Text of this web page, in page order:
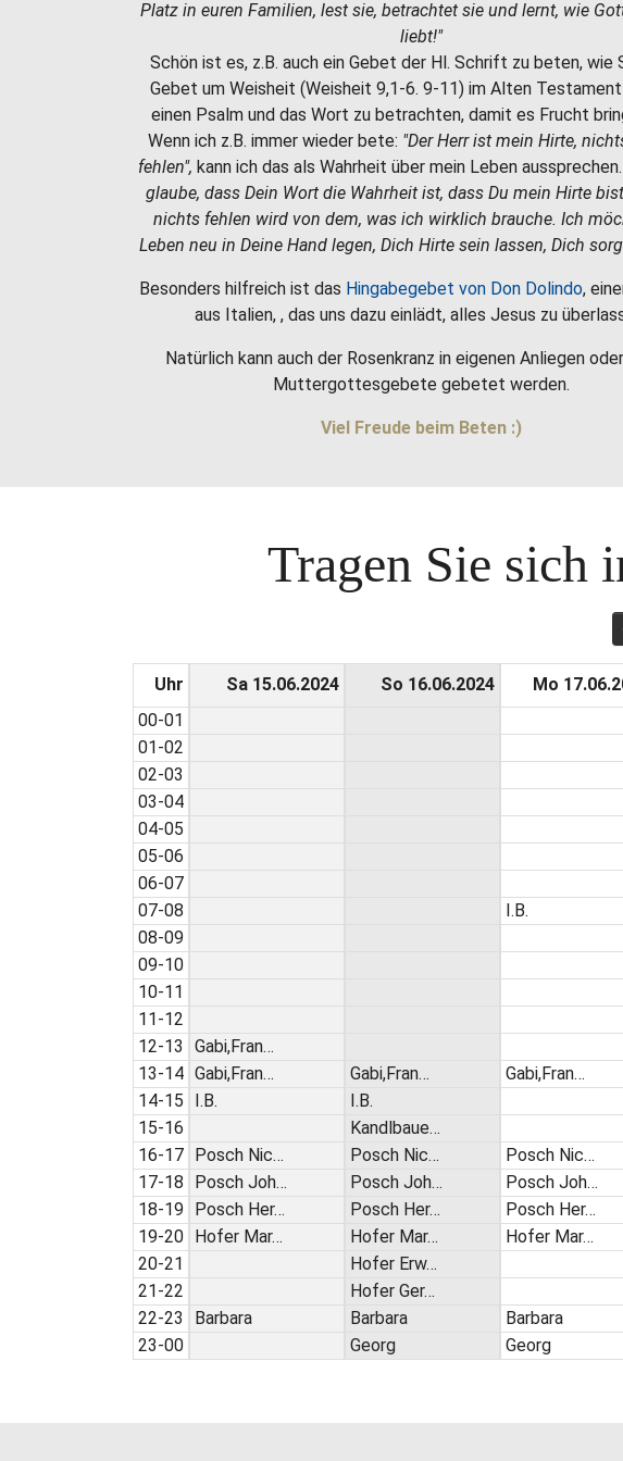
Platz in euren Familien, lest sie, betrachtet sie und lernt, wie
liebt!"
Schön ist es, z.B. auch ein Gebet der Hl. Schrift zu beten, wie
Gebet um Weisheit (Weisheit 9,1-6. 9-11) im Alten Testament
einen Psalm und das Wort zu betrachten, damit es Frucht
Wenn ich z.B. immer wieder bete: "Der Herr ist mein Hirte,
fehlen", kann ich das als Wahrheit über mein Leben aussprechen.
glaube, dass Dein Wort die Wahrheit ist, dass Du mein Hirte
nichts fehlen wird von dem, was ich wirklich brauche. Ich
Leben neu in Deine Hand legen, Dich Hirte sein lassen, Dich
Besonders hilfreich ist das Hingabegebet von Don Dolindo,
aus Italien, , das uns dazu einlädt, alles Jesus zu
Natürlich kann auch der Rosenkranz in eigenen Anliegen
Muttergottesgebete gebetet werden.
Viel Freude beim Beten :)
Tragen Sie sich
Uhr
00-01
01-02
02-03
03-04
04-05
05-06
06-07
07-08
08-09
09-10
10-11
11-12
12-13
13-14
14-15
15-16
16-17
17-18
18-19
19-20
20-21
21-22
22-23
23-00
Sa 15.06.2024
Gabi,Fran…
Gabi,Fran…
I.B.
Posch Nic…
Posch Joh…
Posch Her…
Hofer Mar…
Barbara
So 16.06.2024
Gabi,Fran…
I.B.
Kandlbaue…
Posch Nic…
Posch Joh…
Posch Her…
Hofer Mar…
Hofer Erw…
Hofer Ger…
Barbara
Georg
Mo
I.B.
Gabi,Fran…
Posch Nic…
Posch Joh…
Posch Her…
Hofer Mar…
Barbara
Georg